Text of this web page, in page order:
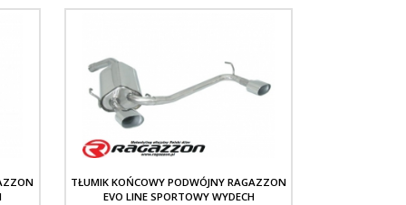
TŁUMIK KOŃCOWY PODWÓJNY RAGAZZON
EVO LINE SPORTOWY WYDECH